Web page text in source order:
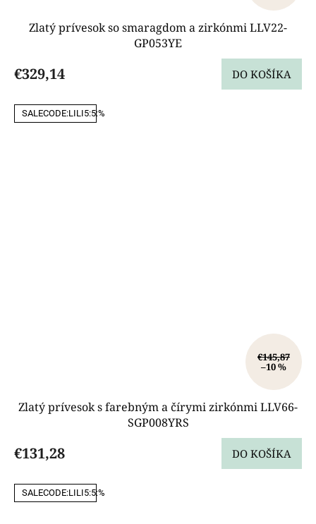
Zlatý prívesok so smaragdom a zirkónmi LLV22-
GP053YE
€329,14 DO KOŠÍKA
SALECODE:LILI5:5:%
€145,87
–10 %
Zlatý prívesok s farebným a čírymi zirkónmi LLV66-
SGP008YRS
€131,28 DO KOŠÍKA
SALECODE:LILI5:5:%